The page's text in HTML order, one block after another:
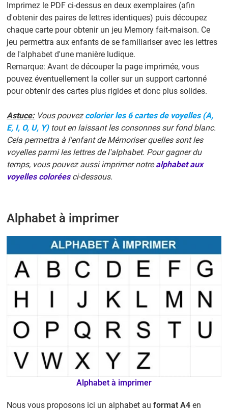
Imprimez le PDF ci-dessus en deux exemplaires (afin
d'obtenir des paires de lettres identiques) puis découpez
chaque carte pour obtenir un jeu Memory fait-maison. Ce
jeu permettra aux enfants de se familiariser avec les lettres
de l'alphabet d'une manière ludique.
Remarque: Avant de découper la page imprimée, vous
pouvez éventuellement la coller sur un support cartonné
pour obtenir des cartes plus rigides et donc plus solides.
Astuce:Vous pouvez colorier les 6 cartes de voyelles (A,
E, I, O, U, Y)tout en laissant les consonnes sur fond blanc.
Cela permettra à l'enfant de Mémoriser quelles sont les
voyelles parmi les lettres de l'alphabet. Pour gagner du
temps, vous pouvez aussi imprimer notrealphabet aux
voyelles coloréesci-dessous.
Alphabet à imprimer
Alphabet à imprimer
Nous vous proposons ici un alphabet auformat A4 en